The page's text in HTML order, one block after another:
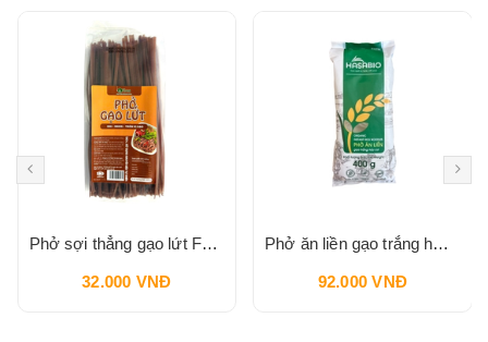
Phở sợi thẳng gạo lứt FUMA 400g
32.000 VNĐ
Phở ăn liền gạo trắng hữu cơ Hasa Bio 400g
92.000 VNĐ